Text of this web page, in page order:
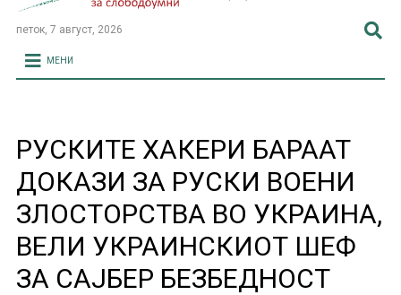
петок, 7 август, 2026
МЕНИ
РУСКИТЕ ХАКЕРИ БАРААТ
ДОКАЗИ ЗА РУСКИ ВОЕНИ
ЗЛОСТОРСТВА ВО УКРАИНА,
ВЕЛИ УКРАИНСКИОТ ШЕФ
ЗА САЈБЕР БЕЗБЕДНОСТ